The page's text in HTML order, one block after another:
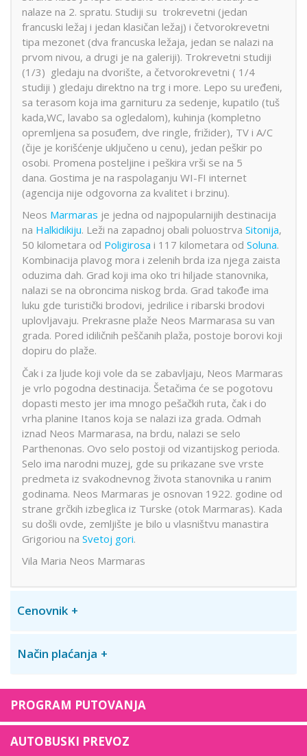
nalaze na 2. spratu. Studiji su trokrevetni (jedan
francuski ležaj i jedan klasičan ležaj) i četvorokrevetni
tipa mezonet (dva francuska ležaja, jedan se nalazi na
prvom nivou, a drugi je na galeriji). Trokrevetni studiji
(1/3) gledaju na dvorište, a četvorokrevetni ( 1/4
studiji ) gledaju direktno na trg i more. Lepo su uređeni,
sa terasom koja ima garnituru za sedenje, kupatilo (tuš
kada,WC, lavabo sa ogledalom), kuhinja (kompletno
opremljena sa posuđem, dve ringle, frižider), TV i A/C
(čije je korišćenje uključeno u cenu), jedan peškir po
osobi. Promena posteljine i peškira vrši se na 5
dana. Gostima je na raspolaganju WI-FI internet
(agencija nije odgovorna za kvalitet i brzinu).
Neos Marmaras je jedna od najpopularnijih destinacija
na Halkidikiju. Leži na zapadnoj obali poluostrva Sitonija,
50 kilometara od Poligirosa i 117 kilometara od Soluna.
Kombinacija plavog mora i zelenih brda iza njega zaista
oduzima dah. Grad koji ima oko tri hiljade stanovnika,
nalazi se na obroncima niskog brda. Grad takođe ima
luku gde turistički brodovi, jedrilice i ribarski brodovi
uplovljavaju. Prekrasne plaže Neos Marmarasa su van
grada. Pored idiličnih peščanih plaža, postoje borovi koji
dopiru do plaže.
Čak i za ljude koji vole da se zabavljaju, Neos Marmaras
je vrlo pogodna destinacija. Šetačima će se pogotovu
dopasti mesto jer ima mnogo pešačkih ruta, čak i do
vrha planine Itanos koja se nalazi iza grada. Odmah
iznad Neos Marmarasa, na brdu, nalazi se selo
Parthenonas. Ovo selo postoji od vizantijskog perioda.
Selo ima narodni muzej, gde su prikazane sve vrste
predmeta iz svakodnevnog života stanovnika u ranim
godinama. Neos Marmaras je osnovan 1922. godine od
strane grčkih izbeglica iz Turske (otok Marmaras). Kada
su došli ovde, zemljište je bilo u vlasništvu manastira
Grigoriou na Svetoj gori.
Vila Maria Neos Marmaras
Cenovnik
Način plaćanja
PROGRAM PUTOVANJA
AUTOBUSKI PREVOZ